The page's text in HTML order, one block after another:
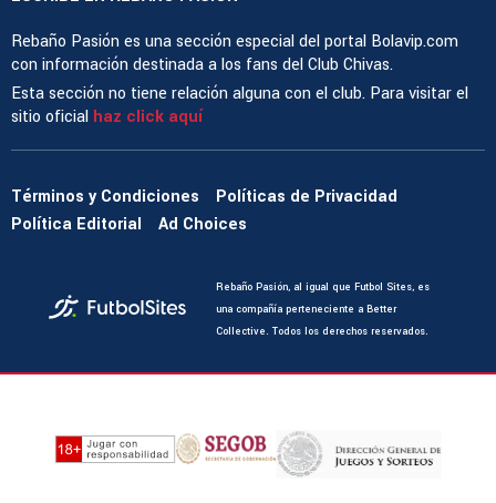
Rebaño Pasión es una sección especial del portal Bolavip.com
con información destinada a los fans del Club Chivas.
Esta sección no tiene relación alguna con el club. Para visitar el
sitio oficial haz click aquí
Términos y Condiciones
Políticas de Privacidad
Política Editorial
Ad Choices
Rebaño Pasión, al igual que Futbol Sites, es
una compañía perteneciente a Better
Collective. Todos los derechos reservados.